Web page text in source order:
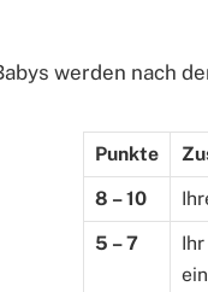
werden nach
Punkte
8 – 10
5 – 7